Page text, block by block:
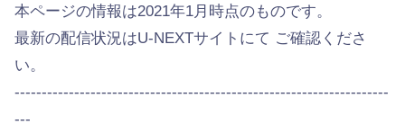
本ページの情報は2021年1月時点のものです。
最新の配信状況はU-NEXTサイトにて ご確認くださ
い。
---------------------------------------------------------------------
---